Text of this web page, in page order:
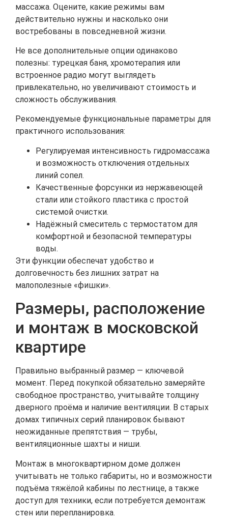
массажа. Оцените, какие режимы вам
действительно нужны и насколько они
востребованы в повседневной жизни.
Не все дополнительные опции одинаково
полезны: турецкая баня, хромотерапия или
встроенное радио могут выглядеть
привлекательно, но увеличивают стоимость и
сложность обслуживания.
Рекомендуемые функциональные параметры для
практичного использования:
Регулируемая интенсивность гидромассажа
и возможность отключения отдельных
линий сопел.
Качественные форсунки из нержавеющей
стали или стойкого пластика с простой
системой очистки.
Надёжный смеситель с термостатом для
комфортной и безопасной температуры
воды.
Эти функции обеспечат удобство и
долговечность без лишних затрат на
малополезные «фишки».
Размеры, расположение
и монтаж в московской
квартире
Правильно выбранный размер — ключевой
момент. Перед покупкой обязательно замеряйте
свободное пространство, учитывайте толщину
дверного проёма и наличие вентиляции. В старых
домах типичных серий планировок бывают
неожиданные препятствия — трубы,
вентиляционные шахты и ниши.
Монтаж в многоквартирном доме должен
учитывать не только габариты, но и возможности
подъёма тяжёлой кабины по лестнице, а также
доступ для техники, если потребуется демонтаж
стен или перепланировка.